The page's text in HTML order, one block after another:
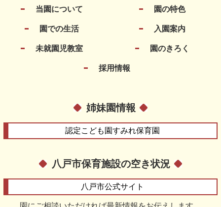
当園について 園の特色
園での生活 入園案内
未就園児教室 園のきろく
採用情報
姉妹園情報
認定こども園すみれ保育園
八戸市保育施設の空き状況
八戸市公式サイト